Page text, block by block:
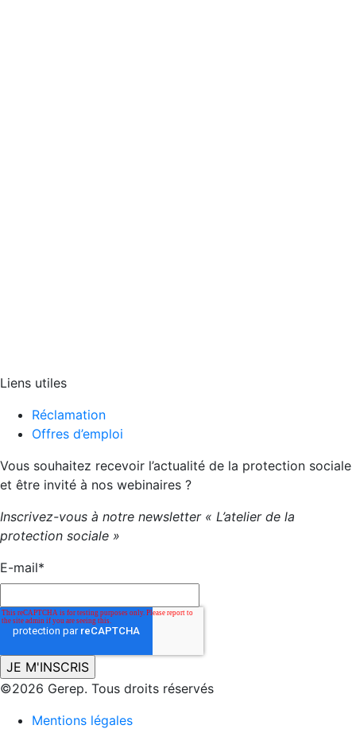
Liens utiles
Réclamation
Offres d’emploi
Vous souhaitez recevoir l’actualité de la protection sociale
et être invité à nos webinaires ?
Inscrivez-vous à notre newsletter « L’atelier de la
protection sociale »
E-mail*
©2026 Gerep. Tous droits réservés
Mentions légales